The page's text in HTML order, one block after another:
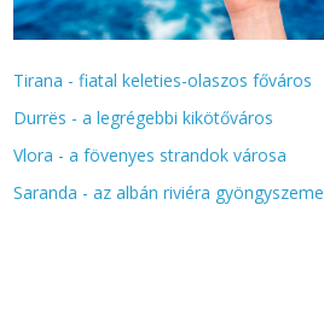
Tirana - fiatal keleties-olaszos főváros
Durrës - a legrégebbi kikötőváros
Vlora - a fövenyes strandok városa
Saranda - az albán riviéra gyöngyszeme